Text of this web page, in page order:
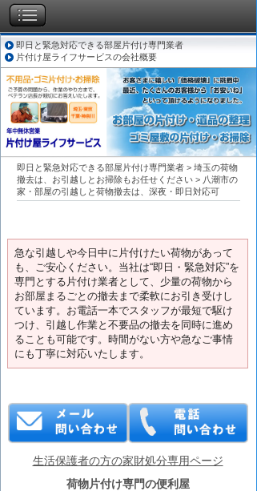
即日と緊急対応できる部屋片付け専門業者
片付け屋ライフサービスの会社概要
即日と緊急対応できる部屋片付け専門業者 > 埼玉の荷物
撤去は、お引越しとお掃除もお任せください > 八潮市の
家・部屋の引越しと荷物撤去は、深夜・即日対応可
急な引越しや今日中に片付けたい荷物があって
も、ご安心ください。当社は“即日・緊急対応”を
専門とする片付け業者として、少量の荷物から
お部屋まるごとの撤去まで柔軟にお引き受けし
ています。お電話一本でスタッフが最短で駆け
つけ、引越し作業と不要品の撤去を同時に進め
ることも可能です。時間がない方や急なご事情
にも丁寧に対応いたします。
生活保護者の方の家財処分専用ページ
荷物片付け専門の便利屋